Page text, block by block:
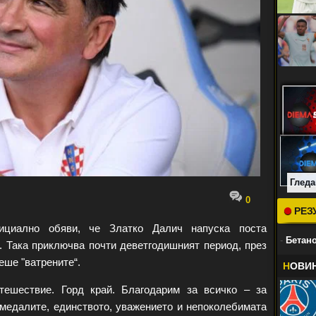
0
обяви, че Златко Далич напуска поста
приключва почти деветгодишният период, през
"ватрените“.
Горд край. Благодарим за всичко – за
единството, уважението и непоколебимата
-
Н